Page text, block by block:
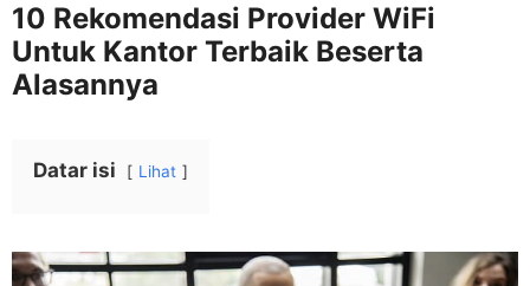
10 Rekomendasi Provider WiFi
Untuk Kantor Terbaik Beserta
Alasannya
Datar isi Lihat